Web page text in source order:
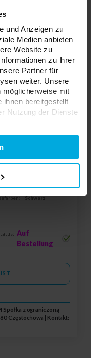
und Anzeigen zu
Medien anbieten
Website zu
zu Ihrer
Partner für
weiter. Unsere
möglicherweise mit
ihnen bereitgestellt
Nutzung der Dienste
z ograniczoną
Częstochowa | Kontakt:
imitiert
0,1 W
Schwarz
Auf
Bestellung
z ograniczoną
Częstochowa | Kontakt: